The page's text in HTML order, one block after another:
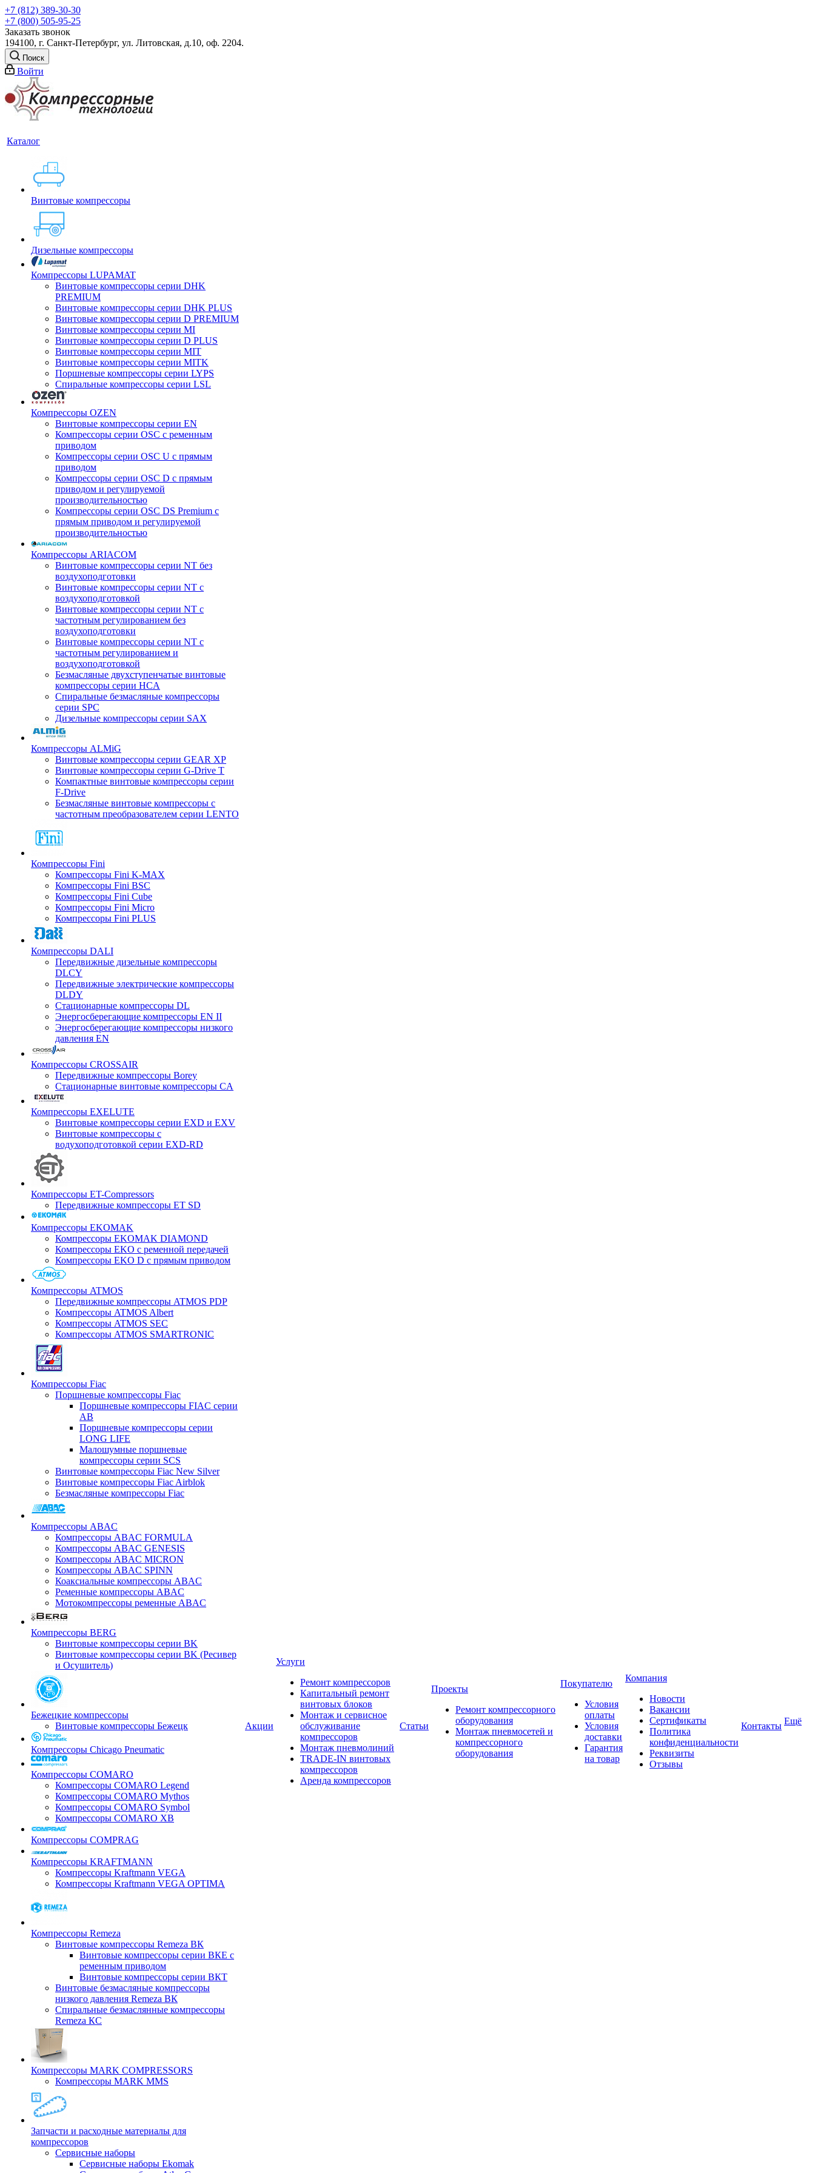
+7 (812) 389-30-30
+7 (800) 505-95-25
Заказать звонок
194100, г. Санкт-Петербург, ул. Литовская, д.10, оф. 2204.
Поиск
Войти
Каталог
Винтовые компрессоры
Дизельные компрессоры
Компрессоры LUPAMAT
Винтовые компрессоры серии DHK
PREMIUM
Винтовые компрессоры серии DHK PLUS
Винтовые компрессоры серии D PREMIUM
Винтовые компрессоры серии MI
Винтовые компрессоры серии D PLUS
Винтовые компрессоры серии MIT
Винтовые компрессоры серии MITK
Поршневые компрессоры серии LYPS
Спиральные компрессоры серии LSL
Компрессоры OZEN
Винтовые компрессоры серии EN
Компрессоры серии OSC с ременным
приводом
Компрессоры серии OSC U с прямым
приводом
Компрессоры серии OSC D с прямым
приводом и регулируемой
производительностью
Компрессоры серии OSC DS Premium с
прямым приводом и регулируемой
производительностью
Компрессоры ARIACOM
Винтовые компрессоры серии NT без
воздухоподготовки
Винтовые компрессоры серии NT c
воздухоподготовкой
Винтовые компрессоры серии NT с
частотным регулированием без
воздухоподготовки
Винтовые компрессоры серии NT с
частотным регулированием и
воздухоподготовкой
Безмасляные двухступенчатые винтовые
компрессоры серии HCA
Спиральные безмасляные компрессоры
серии SPC
Дизельные компрессоры серии SAX
Компрессоры ALMiG
Винтовые компрессоры серии GEAR XP
Винтовые компрессоры серии G-Drive T
Компактные винтовые компрессоры серии
F-Drive
Безмасляные винтовые компрессоры с
частотным преобразователем серии LENTO
Компрессоры Fini
Компрессоры Fini K-MAX
Компрессоры Fini BSC
Компрессоры Fini Cube
Компрессоры Fini Micro
Компрессоры Fini PLUS
Компрессоры DALI
Передвижные дизельные компрессоры
DLCY
Передвижные электрические компрессоры
DLDY
Стационарные компрессоры DL
Энергосберегающие компрессоры EN II
Энергосберегающие компрессоры низкого
давления EN
Компрессоры CROSSAIR
Передвижные компрессоры Borey
Стационарные винтовые компрессоры CA
Компрессоры EXELUTE
Винтовые компрессоры серии EXD и EXV
Винтовые компрессоры с
водухоподготовкой серии EXD-RD
Компрессоры ET-Compressors
Передвижные компрессоры ET SD
Компрессоры EKOMAK
Компрессоры EKOMAK DIAMOND
Компрессоры EKO c ременной передачей
Компрессоры EKO D с прямым приводом
Компрессоры ATMOS
Передвижные компрессоры ATMOS PDP
Компрессоры ATMOS Albert
Компрессоры ATMOS SEC
Компрессоры ATMOS SMARTRONIC
Компрессоры Fiac
Поршневые компрессоры Fiac
Поршневые компрессоры FIAC серии
AB
Поршневые компрессоры серии
LONG LIFE
Малошумные поршневые
компрессоры серии SCS
Винтовые компрессоры Fiac New Silver
Винтовые компрессоры Fiac Airblok
Безмасляные компрессоры Fiac
Компрессоры ABAC
Компрессоры ABAC FORMULA
Компрессоры ABAC GENESIS
Компрессоры ABAC MICRON
Компрессоры ABAC SPINN
Коаксиальные компрессоры ABAC
Ременные компрессоры ABAC
Мотокомпрессоры ременные ABAC
Компрессоры BERG
Винтовые компрессоры серии BK
Винтовые компрессоры серии BK (Ресивер
и Осушитель)
Бежецкие компрессоры
Винтовые компрессоры Бежецк
Компрессоры Chicago Pneumatic
Компрессоры COMARO
Компрессоры COMARO Legend
Компрессоры COMARO Mythos
Компрессоры COMARO Symbol
Компрессоры COMARO XB
Компрессоры COMPRAG
Компрессоры KRAFTMANN
Компрессоры Kraftmann VEGA
Компрессоры Kraftmann VEGA OPTIMA
Компрессоры Remeza
Винтовые компрессоры Remeza ВК
Винтовые компрессоры серии ВКЕ с
ременным приводом
Винтовые компрессоры серии ВКТ
Винтовые безмасляные компрессоры
низкого давления Remeza ВК
Спиральные безмаслянные компрессоры
Remeza КС
Компрессоры MARK COMPRESSORS
Компрессоры MARK MMS
Запчасти и расходные материалы для
компрессоров
Cервисные наборы
Сервисные наборы Ekomak
Акции
Услуги
Ремонт компрессоров
Капитальный ремонт
винтовых блоков
Монтаж и сервисное
обслуживание
компрессоров
Монтаж пневмолиний
TRADE-IN винтовых
компрессоров
Аренда компрессоров
Статьи
Проекты
Ремонт компрессорного
оборудования
Монтаж пневмосетей и
компрессорного
оборудования
Покупателю
Условия
оплаты
Условия
доставки
Гарантия
на товар
Компания
Новости
Вакансии
Сертификаты
Политика
конфиденциальности
Реквизиты
Отзывы
Контакты Ещё